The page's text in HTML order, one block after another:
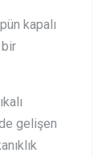
kapalı
gelişen